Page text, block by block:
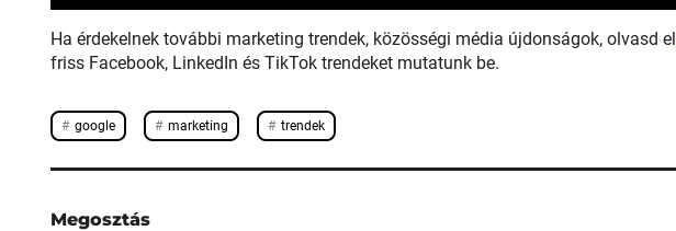
Ha érdekelnek további marketing trendek, közösségi média újdonságok, olvasd el
friss Facebook, LinkedIn és TikTok trendeket mutatunk be.
google marketing trendek
Megosztás